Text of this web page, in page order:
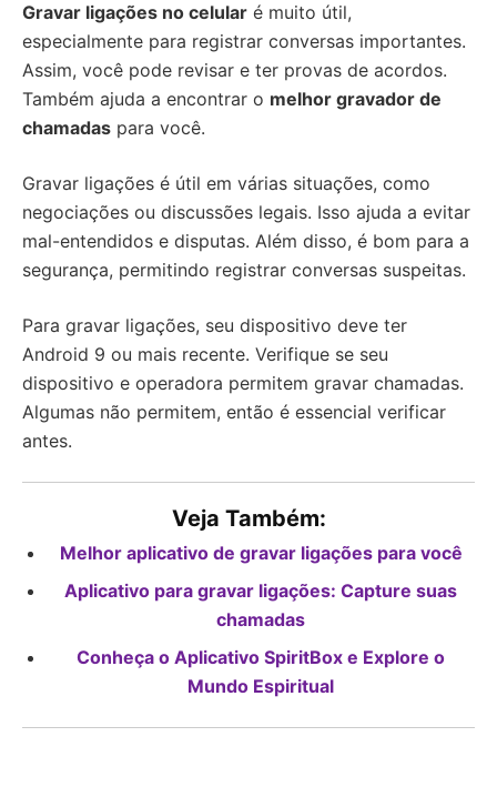
Gravar ligações no celular é muito útil,
especialmente para registrar conversas importantes.
Assim, você pode revisar e ter provas de acordos.
Também ajuda a encontrar o melhor gravador de
chamadas para você.
Gravar ligações é útil em várias situações, como
negociações ou discussões legais. Isso ajuda a evitar
mal-entendidos e disputas. Além disso, é bom para a
segurança, permitindo registrar conversas suspeitas.
Para gravar ligações, seu dispositivo deve ter
Android 9 ou mais recente. Verifique se seu
dispositivo e operadora permitem gravar chamadas.
Algumas não permitem, então é essencial verificar
antes.
Veja Também:
Melhor aplicativo de gravar ligações para você
Aplicativo para gravar ligações: Capture suas
chamadas
Conheça o Aplicativo SpiritBox e Explore o
Mundo Espiritual